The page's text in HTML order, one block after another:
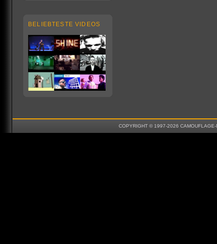
BELIEBTESTE VIDEOS
COPYRIGHT © 1997-2026 CAMOUFLAGE-